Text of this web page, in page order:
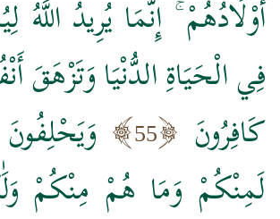
أَوْلَادُهُمْ ۚ إِنَّمَا يُرِيدُ اللَّهُ
فِي الْحَيَاةِ الدُّنْيَا وَتَزْهَقَ
كَافِرُونَ
55
وَيَحْلِفُونَ
لَمِنْكُمْ وَمَا هُمْ مِنْكُمْ